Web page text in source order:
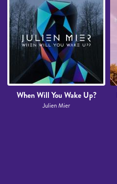
When Will You Wake Up?
Julien Mier